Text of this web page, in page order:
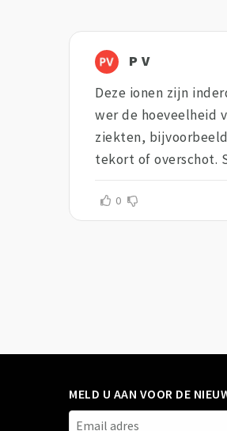
P V
Deze ionen zijn
wer de hoeveelheid
ziekten,
tekort of overschot.
0
MELD U AAN VOOR DE